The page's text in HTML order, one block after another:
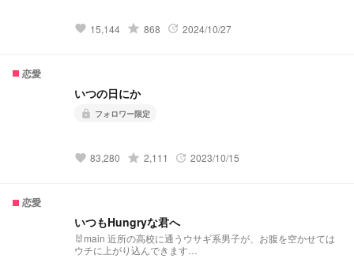
favorite 15,144 grade 868 update 2024/10/27
恋愛
いつの日にか
lock フォロワー限定
favorite 83,280 grade 2,111 update 2023/10/15
恋愛
いつもHungryな君へ
🐰main 近所の高校に通うウサギ系男子が、お腹を空かせては
ウチに上がり込んできます…